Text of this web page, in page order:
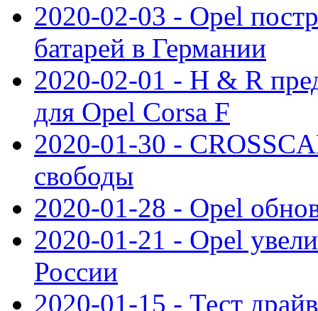
2020-02-03 - Opel
батарей в Германии
2020-02-01 - H & R
для Opel Corsa F
2020-01-30 -
свободы
2020-01-28 - Opel
2020-01-21 - Opel
России
2020-01-15 - Тест